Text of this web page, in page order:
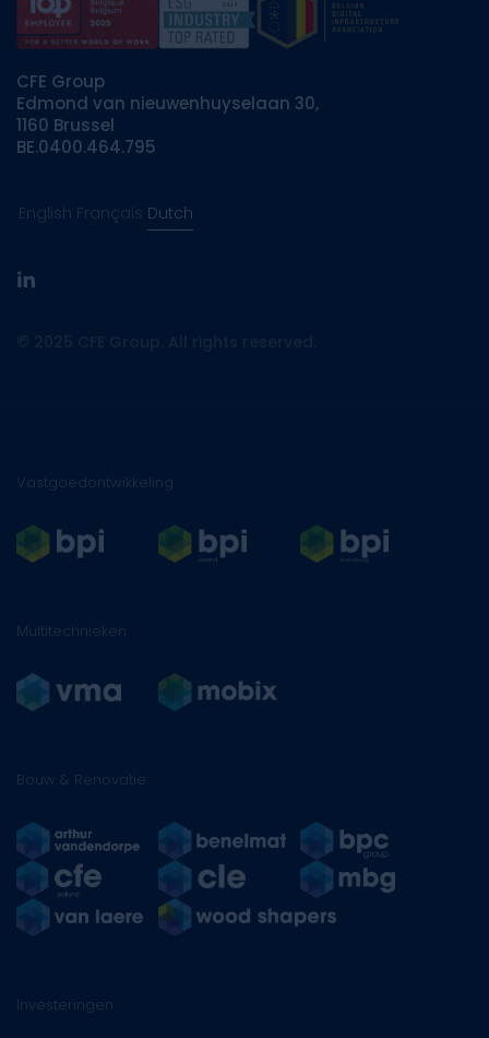
CFE Group
Edmond van nieuwenhuyselaan 30,
1160 Brussel
BE.0400.464.795
English Français Dutch
linkedin
Vastgoedontwikkeling
Multitechnieken
Bouw & Renovatie
Investeringen